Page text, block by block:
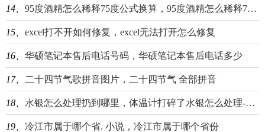
14、 95度酒精怎么稀释75度公式换算，95度酒精怎么稀释75度用纯净水可以吗 世界头条
15、 excel打不开如何修复，excel无法打开怎么修复
16、 华硕笔记本售后电话号码，华硕笔记本售后电话多少
17、 二十四节气歌拼音图片，二十四节气 全部拼音
18、 水银怎么处理扔到哪里，体温计打碎了水银怎么处理-全球观热点
19、 冷江市属于哪个省. 小说，冷江市属于哪个省份